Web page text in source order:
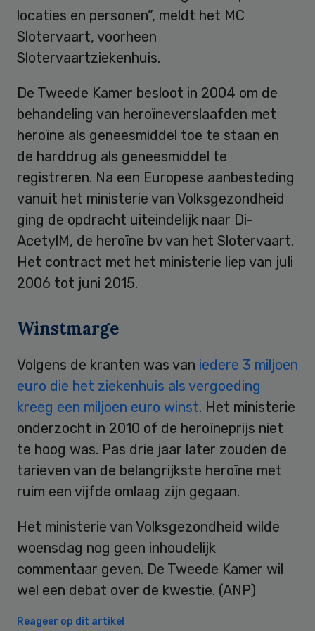
locaties en personen”, meldt het MC
Slotervaart, voorheen
Slotervaartziekenhuis.
De Tweede Kamer besloot in 2004 om de
behandeling van heroïneverslaafden met
heroïne als geneesmiddel toe te staan en
de harddrug als geneesmiddel te
registreren. Na een Europese aanbesteding
vanuit het ministerie van Volksgezondheid
ging de opdracht uiteindelijk naar Di-
AcetylM, de heroïne bv van het Slotervaart.
Het contract met het ministerie liep van juli
2006 tot juni 2015.
Winstmarge
Volgens de kranten was van iedere 3 miljoen
euro die het ziekenhuis als vergoeding
kreeg een miljoen euro winst. Het ministerie
onderzocht in 2010 of de heroïneprijs niet
te hoog was. Pas drie jaar later zouden de
tarieven van de belangrijkste heroïne met
ruim een vijfde omlaag zijn gegaan.
Het ministerie van Volksgezondheid wilde
woensdag nog geen inhoudelijk
commentaar geven. De Tweede Kamer wil
wel een debat over de kwestie. (ANP)
Reageer op dit artikel